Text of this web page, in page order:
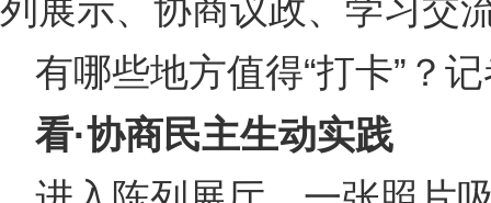
列展示、协商议政、学习交
有哪些地方值得“打卡”？
看·协商民主生动实践